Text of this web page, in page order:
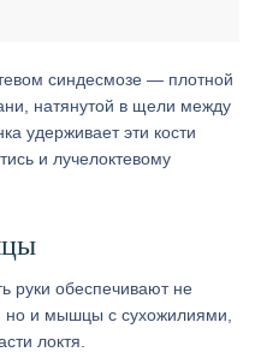
синдесмозе — плотной
натянутой в щели между
удерживает эти кости
и лучелоктевому
руки обеспечивают не
но и мышцы с сухожилиями,
локтя.